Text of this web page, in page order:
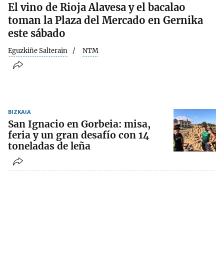
El vino de Rioja Alavesa y el bacalao
toman la Plaza del Mercado en Gernika
este sábado
Eguzkiñe Salterain NTM
BIZKAIA
San Ignacio en Gorbeia: misa,
feria y un gran desafío con 14
toneladas de leña